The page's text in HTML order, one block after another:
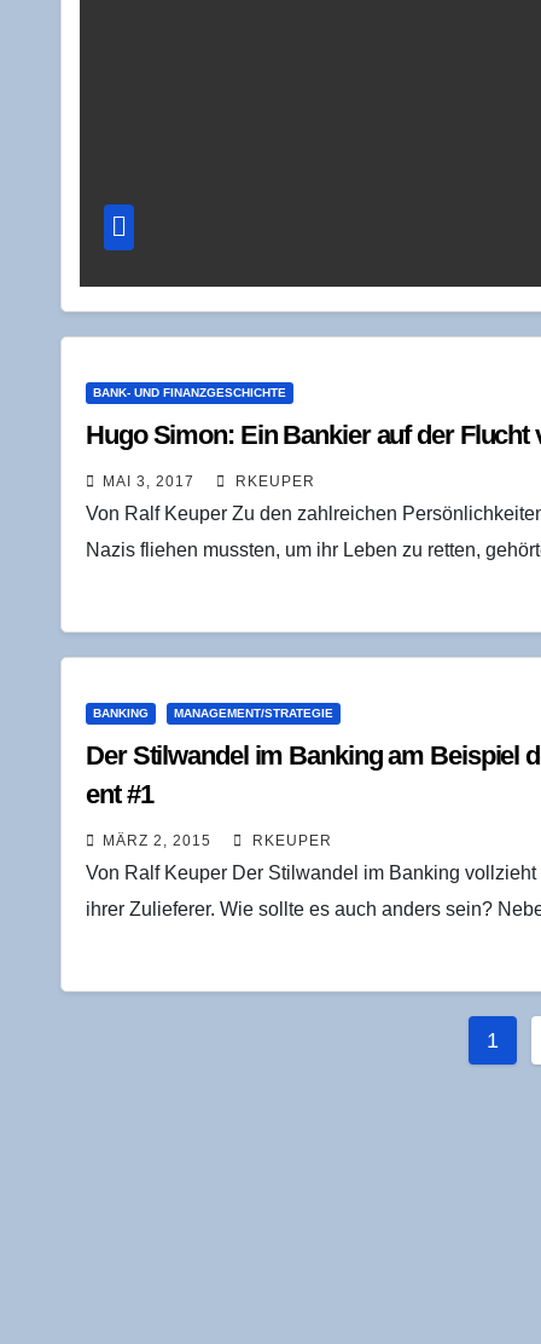
BANK- UND FINANZGESCHICHTE
Hugo Simon: Ein Ban­kier auf der Flucht
MAI 3, 2017 RKEUPER
Von Ralf Keuper Zu den zahlreichen
Nazis fliehen mussten, um ihr Leben zu retten,
BANKING MANAGEMENT/STRATEGIE
Der Stil­wan­del im Ban­king am Bei­spiel
ent #1
MÄRZ 2, 2015 RKEUPER
Von Ralf Keuper Der Stilwandel im Banking
ihrer Zulieferer. Wie sollte es auch anders sein?
der
1